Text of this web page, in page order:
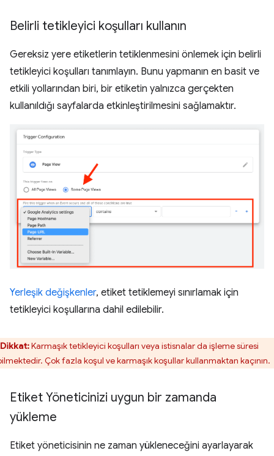
Belirli tetikleyici koşulları kullanın
Gereksiz yere etiketlerin tetiklenmesini önlemek için belirli
tetikleyici koşulları tanımlayın. Bunu yapmanın en basit ve
etkili yollarından biri, bir etiketin yalnızca gerçekten
kullanıldığı sayfalarda etkinleştirilmesini sağlamaktır.
Yerleşik değişkenler, etiket tetiklemeyi sınırlamak için
tetikleyici koşullarına dahil edilebilir.
Dikkat:Karmaşık tetikleyici koşulları veya istisnalar da işleme süresi
Çok fazla koşul ve karmaşık koşullar kullanmaktan kaçının.
Etiket Yöneticinizi uygun bir zamanda
yükleme
Etiket yöneticisinin ne zaman yükleneceğini ayarlayarak